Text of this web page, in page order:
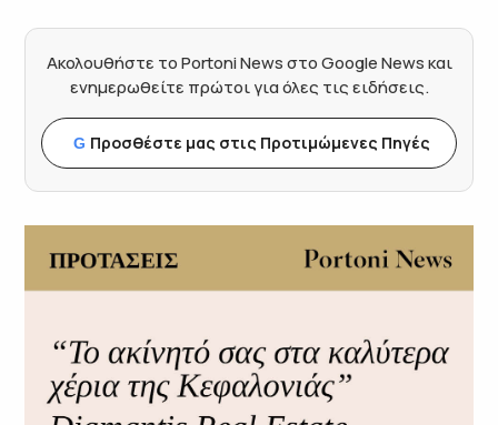
Ακολουθήστε το Portoni News στο Google News και
ενημερωθείτε πρώτοι για όλες τις ειδήσεις.
G Προσθέστε μας στις Προτιμώμενες Πηγές